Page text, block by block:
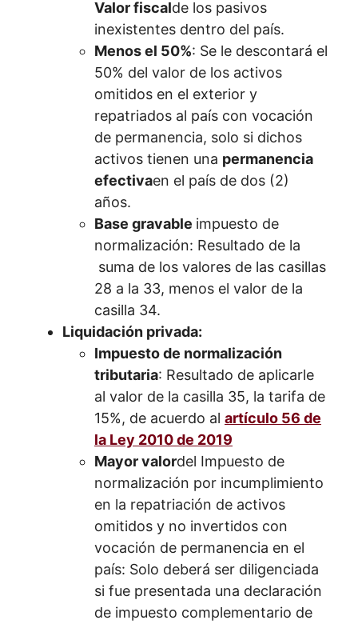
Valor fiscalde los pasivos
inexistentes dentro del país.
Menos el 50%: Se le descontará el
50% del valor de los activos
omitidos en el exterior y
repatriados al país con vocación
de permanencia, solo si dichos
activos tienen una permanencia
efectivaen el país de dos (2)
años.
Base gravable impuesto de
normalización: Resultado de la
suma de los valores de las casillas
28 a la 33, menos el valor de la
casilla 34.
Liquidación privada:
Impuesto de normalización
tributaria: Resultado de aplicarle
al valor de la casilla 35, la tarifa de
15%, de acuerdo al artículo 56 de
la Ley 2010 de 2019
Mayor valordel Impuesto de
normalización por incumplimiento
en la repatriación de activos
omitidos y no invertidos con
vocación de permanencia en el
país: Solo deberá ser diligenciada
si fue presentada una declaración
de impuesto complementario de